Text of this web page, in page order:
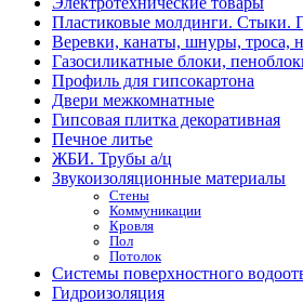
Пластиковые молдинги. Стыки.
Веревки, канаты, шнуры, троса,
Газосиликатные блоки,
Профиль для гипсокартона
Двери межкомнатные
Гипсовая плитка декоративная
Печное литье
ЖБИ. Трубы а/ц
Звукоизоляционные материалы
Стены
Коммуникации
Кровля
Пол
Потолок
Системы поверхностного
Гидроизоляция